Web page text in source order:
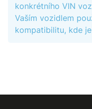
konkrétního VIN
Vaším vozidlem
kompatibilitu, kde